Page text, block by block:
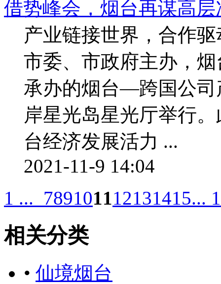
借势峰会，烟台再谋高层
产业链接世界，合作
市委、市政府主办，
承办的烟台—跨国公司
岸星光岛星光厅举行
台经济发展活力 ...
2021-11-9 14:04
1 ... 789101112131415...
相关分类
• 仙境烟台